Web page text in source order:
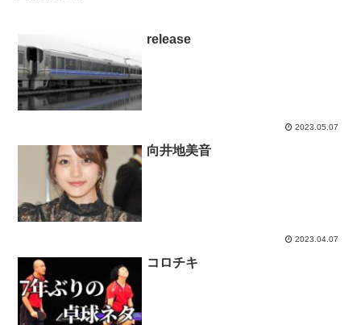
release
2023.05.07
向井地美音
2023.04.07
コロチキ